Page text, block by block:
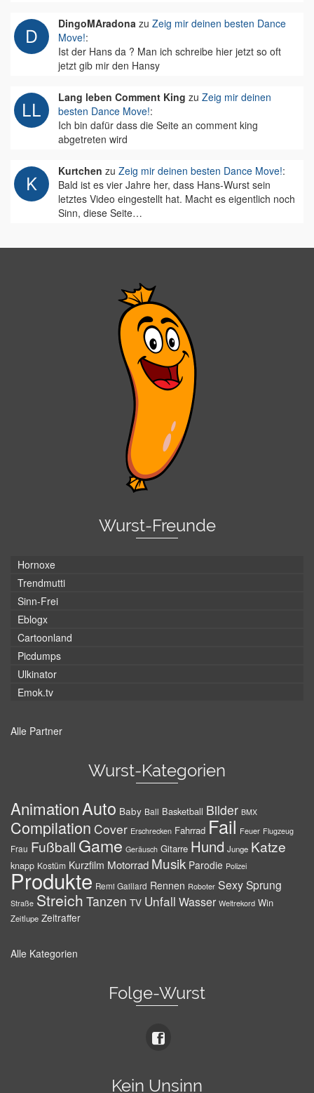
DingoMAradona zu Zeig mir deinen besten Dance
Move!:
Ist der Hans da ? Man ich schreibe hier jetzt so oft
jetzt gib mir den Hansy
Lang leben Comment King zu Zeig mir deinen
besten Dance Move!:
Ich bin dafür dass die Seite an comment king
abgetreten wird
Kurtchen zu Zeig mir deinen besten Dance Move!:
Bald ist es vier Jahre her, dass Hans-Wurst sein
letztes Video eingestellt hat. Macht es eigentlich noch
Sinn, diese Seite…
Wurst-Freunde
Hornoxe
Trendmutti
Sinn-Frei
Eblogx
Cartoonland
Picdumps
Ulkinator
Emok.tv
Alle Partner
Wurst-Kategorien
AnimationAuto Baby Ball Basketball Bilder BMX
Compilation Cover Erschrecken Fahrrad Fail Feuer Flugzeug
Frau Fußball Game Geräusch Gitarre Hund Junge Katze
knapp Kostüm Kurzfilm Motorrad Musik Parodie Polizei
Produkte Remi Gaillard Rennen Roboter SexySprung
Straße Streich Tanzen TV Unfall Wasser Weltrekord Win
Zeitlupe Zeitraffer
Alle Kategorien
Folge-Wurst
Kein Unsinn